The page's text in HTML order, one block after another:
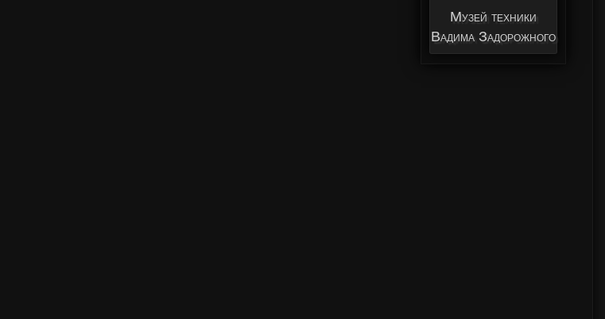
Музей техники
Вадима Задорожного